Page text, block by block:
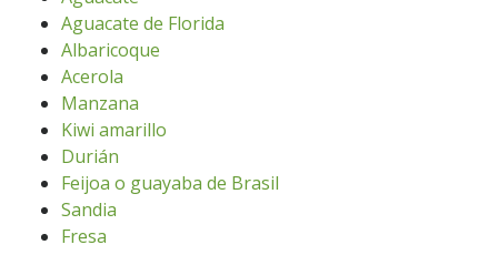
Aguacate de Florida
Albaricoque
Acerola
Manzana
Kiwi amarillo
Durián
Feijoa o guayaba de Brasil
Sandia
Fresa